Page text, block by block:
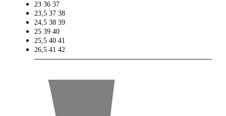
23 36 37
23,5 37 38
24,5 38 39
25 39 40
25,5 40 41
26,5 41 42